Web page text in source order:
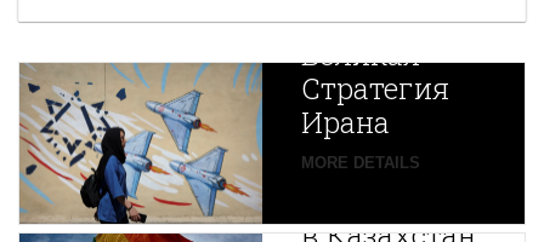
Новая
Великая
Стратегия
Ирана
MORE DETAILS
Путин
в Казахстан